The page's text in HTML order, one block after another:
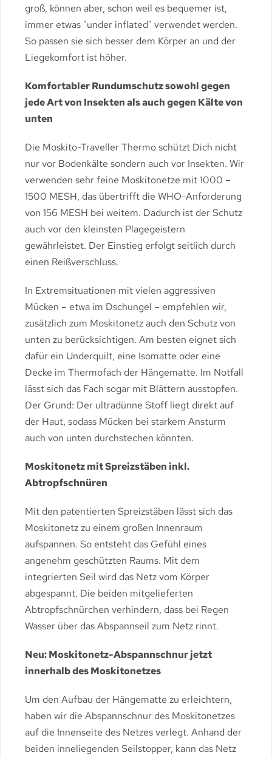
groß, können aber, schon weil es bequemer ist,
immer etwas "under inflated" verwendet werden.
So passen sie sich besser dem Körper an und der
Liegekomfort ist höher.
Komfortabler Rundumschutz sowohl gegen
jede Art von Insekten als auch gegen Kälte von
unten
Die Moskito-Traveller Thermo schützt Dich nicht
nur vor Bodenkälte sondern auch vor Insekten. Wir
verwenden sehr feine Moskitonetze mit 1000 –
1500 MESH, das übertrifft die WHO-Anforderung
von 156 MESH bei weitem. Dadurch ist der Schutz
auch vor den kleinsten Plagegeistern
gewährleistet. Der Einstieg erfolgt seitlich durch
einen Reißverschluss.
In Extremsituationen mit vielen aggressiven
Mücken – etwa im Dschungel – empfehlen wir,
zusätzlich zum Moskitonetz auch den Schutz von
unten zu berücksichtigen. Am besten eignet sich
dafür ein Underquilt, eine Isomatte oder eine
Decke im Thermofach der Hängematte. Im Notfall
lässt sich das Fach sogar mit Blättern ausstopfen.
Der Grund: Der ultradünne Stoff liegt direkt auf
der Haut, sodass Mücken bei starkem Ansturm
auch von unten durchstechen könnten.
Moskitonetz mit Spreizstäben inkl.
Abtropfschnüren
Mit den patentierten Spreizstäben lässt sich das
Moskitonetz zu einem großen Innenraum
aufspannen. So entsteht das Gefühl eines
angenehm geschützten Raums. Mit dem
integrierten Seil wird das Netz vom Körper
abgespannt. Die beiden mitgelieferten
Abtropfschnürchen verhindern, dass bei Regen
Wasser über das Abspannseil zum Netz rinnt.
Neu: Moskitonetz-Abspannschnur jetzt
innerhalb des Moskitonetzes
Um den Aufbau der Hängematte zu erleichtern,
haben wir die Abspannschnur des Moskitonetzes
auf die Innenseite des Netzes verlegt. Anhand der
beiden inneliegenden Seilstopper, kann das Netz